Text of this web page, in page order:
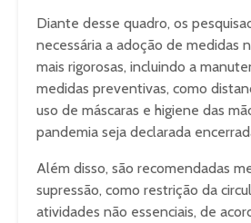
Diante desse quadro, os
necessária a adoção de medidas
mais rigorosas, incluindo a
medidas preventivas, como
uso de máscaras e higiene das
pandemia seja declarada
Além disso, são recomendadas
supressão, como restrição da
atividades não essenciais, de